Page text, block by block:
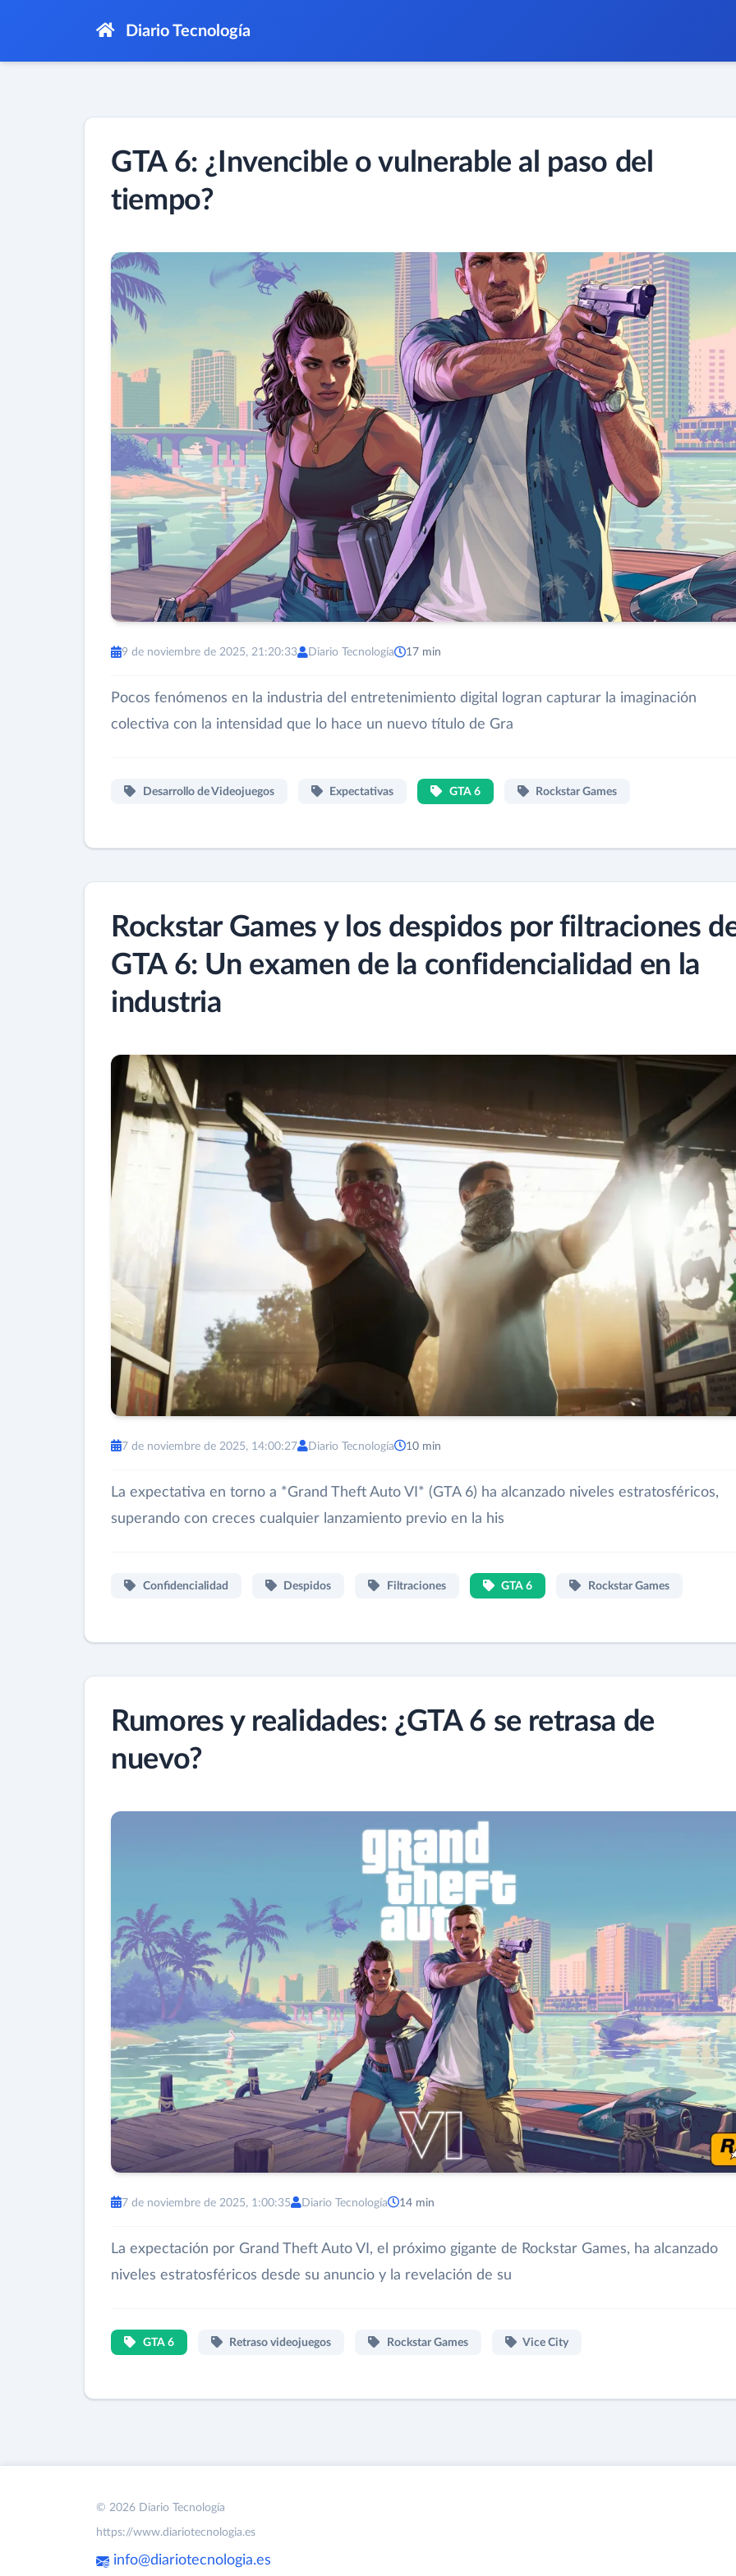
Diario Tecnología
GTA 6: ¿Invencible o vulnerable al paso del
tiempo?
9 de noviembre de 2025, 21:20:33 Diario Tecnología 17 min
Pocos fenómenos en la industria del entretenimiento digital logran capturar la imaginación
colectiva con la intensidad que lo hace un nuevo título de Gra
Desarrollo de Videojuegos Expectativas GTA 6 Rockstar Games
Rockstar Games y los despidos por filtraciones
GTA 6: Un examen de la confidencialidad en la
industria
7 de noviembre de 2025, 14:00:27 Diario Tecnología 10 min
La expectativa en torno a *Grand Theft Auto VI* (GTA 6) ha alcanzado niveles estratosféricos,
superando con creces cualquier lanzamiento previo en la his
Confidencialidad Despidos Filtraciones GTA 6 Rockstar Games
Rumores y realidades: ¿GTA 6 se retrasa de
nuevo?
7 de noviembre de 2025, 1:00:35 Diario Tecnología 14 min
La expectación por Grand Theft Auto VI, el próximo gigante de Rockstar Games, ha alcanzado
niveles estratosféricos desde su anuncio y la revelación de su
GTA 6 Retraso videojuegos Rockstar Games Vice City
© 2026 Diario Tecnología
https://www.diariotecnologia.es
info@diariotecnologia.es